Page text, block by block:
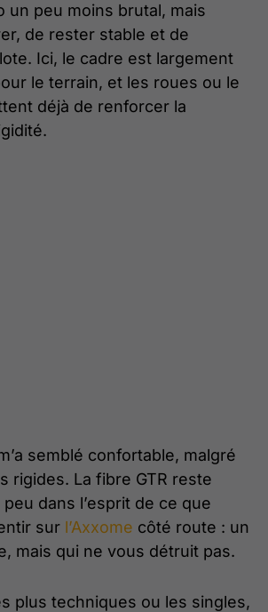
un peu moins brutal, mais
de rester stable et de
Ici, le cadre est largement
le terrain, et les roues ou le
déjà de renforcer la
semblé confortable, malgré
rigides. La fibre GTR reste
dans l’esprit de ce que
sur l’Axxome côté route : un
mais qui ne vous détruit pas.
plus techniques ou les singles,